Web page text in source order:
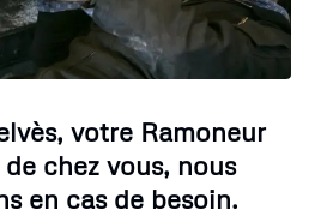
votre Ramoneur
chez vous, nous
en cas de besoin.